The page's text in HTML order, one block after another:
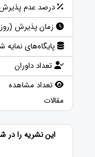
درصد عدم
زمان پذیرش
پایگاه‌های نمایه
تعداد داوران
تعداد مشاهده
مقالات
این نشریه را در